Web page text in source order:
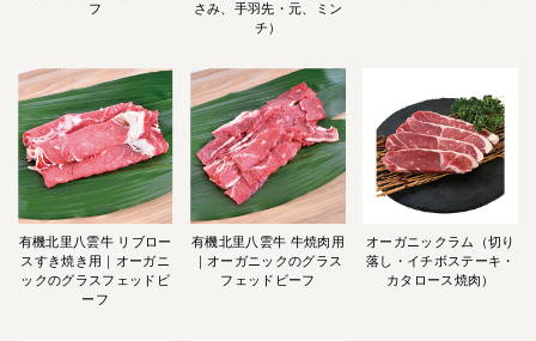
フ
さみ、手羽先・元、ミン
チ）
有機北里八雲牛 リブロー
スすき焼き用｜オーガニ
ックのグラスフェッドビ
ーフ
有機北里八雲牛 牛焼肉用
｜オーガニックのグラス
フェッドビーフ
オーガニックラム（切り
落し・イチボステーキ・
カタロース焼肉）